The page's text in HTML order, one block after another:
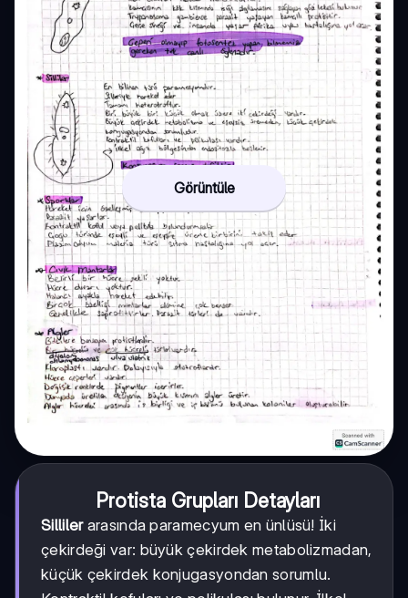
Görüntüle
Protista Grupları Detayları
Sillilerarasında paramecyum en ünlüsü! İki
çekirdeği var: büyük çekirdek metabolizmadan,
küçük çekirdek konjugasyondan sorumlu.